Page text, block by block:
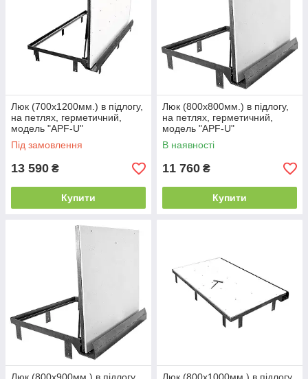
Люк (700х1200мм.) в підлогу,
на петлях, герметичний,
модель "APF-U"
Під замовлення
13 590 ₴
Купити
Люк (800х800мм.) в підлогу,
на петлях, герметичний,
модель "APF-U"
В наявності
11 760 ₴
Купити